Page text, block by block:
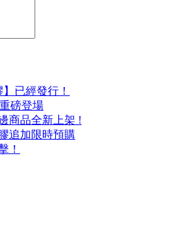
已經發行！
磅登場
商品全新上架 !
追加限時預購
！